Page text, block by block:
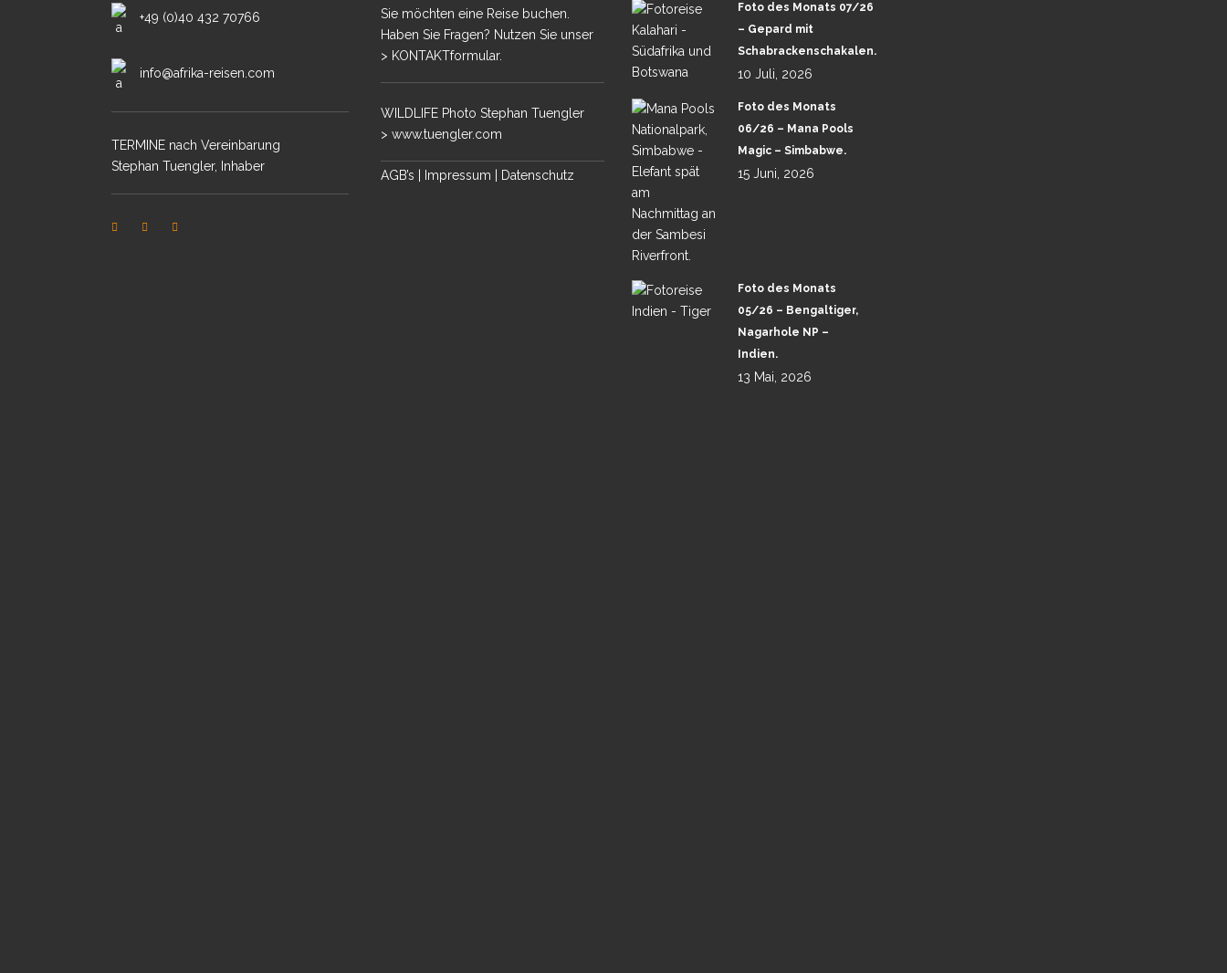
+49 (0)40 432 70766
info@afrika-reisen.com
TERMINE nach Vereinbarung
Stephan Tuengler, Inhaber
Sie möchten eine Reise buchen.
Haben Sie Fragen? Nutzen Sie unser
> KONTAKTformular.
WILDLIFE Photo Stephan Tuengler
> www.tuengler.com
AGB’s Impressum Datenschutz
Foto des Monats 07/26
– Gepard mit
Schabrackenschakalen.
10 Juli, 2026
Foto des Monats
06/26 – Mana Pools
Magic – Simbabwe.
15 Juni, 2026
Foto des Monats
05/26 – Bengaltiger,
Nagarhole NP –
Indien.
13 Mai, 2026